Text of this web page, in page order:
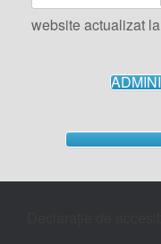
website actualizat